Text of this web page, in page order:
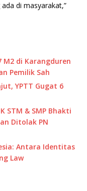
di masyarakat,”
M2 di Karangduren
Pemilik Sah
YPTT Gugat 6
STM & SMP Bhakti
Ditolak PN
Antara Identitas
Law